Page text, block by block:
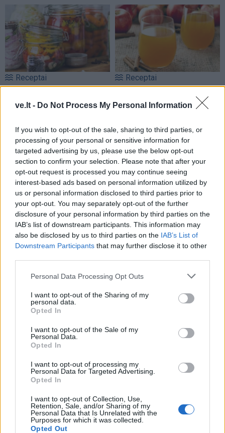
ve.lt - Do Not Process My Personal Information
If you wish to opt-out of the sale, sharing to third parties, or
processing of your personal or sensitive information for
targeted advertising by us, please use the below opt-out
section to confirm your selection. Please note that after your
opt-out request is processed you may continue seeing
interest-based ads based on personal information utilized by
us or personal information disclosed to third parties prior to
your opt-out. You may separately opt-out of the further
disclosure of your personal information by third parties on the
IAB’s list of downstream participants. This information may
also be disclosed by us to third parties on the IAB’s List of
Downstream Participants that may further disclose it to other
Personal Data Processing Opt Outs
I want to opt-out of the Sharing of my
personal data.
Opted In
I want to opt-out of the Sale of my
Personal Data.
Opted In
I want to opt-out of processing my
Personal Data for Targeted Advertising.
Opted In
I want to opt-out of Collection, Use,
Retention, Sale, and/or Sharing of my
Personal Data that Is Unrelated with the
Purposes for which it was collected.
Opted Out
Receptai
ryšku, skanu ir gražu:
Receptai
nukritusių obuolių:
gėrimas karštoms
dienoms
Receptai
Naminiai, traškūs ir
tobulo skonio marinuoti
pomidorai žiemai –
ypatingas receptas
Receptai
Kai manų košė pabosta,
gaminu bubertą: tie patys
manai, bet tekstūra
primena lengvą pudingą
Receptai
Kefyras ir dar 3 produktai
– per 5 minutes
pagaminsite gaivų ledų-
glotnučio desertą
Receptai
abrikosais – minkšti,
kvapnūs ir lengvai
pagaminami